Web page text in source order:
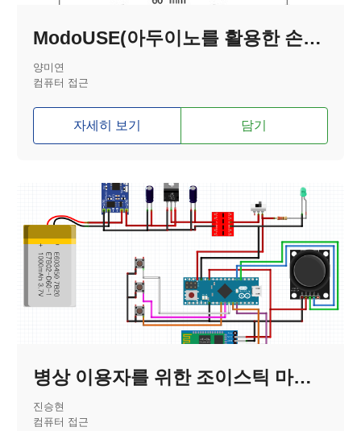
ModoUSE(아두이노를 활용한 손목 마우스)
양미연
컴퓨터 접근
자세히 보기 담기
병상 이용자를 위한 조이스틱 마우스
진승현
컴퓨터 접근